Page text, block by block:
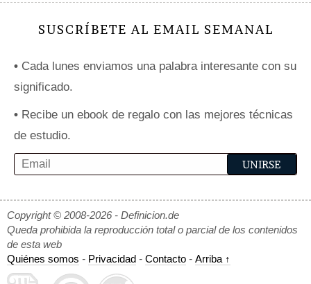
SUSCRÍBETE AL EMAIL SEMANAL
• Cada lunes enviamos una palabra interesante con su
significado.
• Recibe un ebook de regalo con las mejores técnicas
de estudio.
Copyright © 2008-2026 - Definicion.de
Queda prohibida la reproducción total o parcial de los contenidos
de esta web
Quiénes somos - Privacidad - Contacto - Arriba ↑